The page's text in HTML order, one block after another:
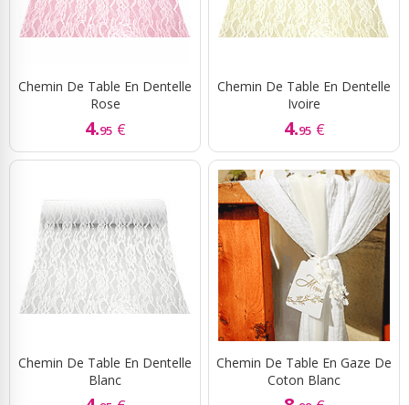
Chemin De Table En Dentelle
Rose
4.95 €
Chemin De Table En Dentelle
Ivoire
4.95 €
Chemin De Table En Dentelle
Blanc
Chemin De Table En Gaze De
Coton Blanc